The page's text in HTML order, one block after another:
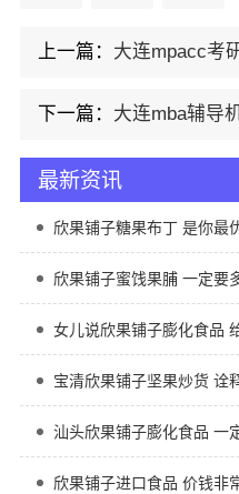
上一篇： 大连mpacc考研班-
下一篇： 大连mba辅导机构培训
最新资讯
欣果铺子糖果布丁 是你最
欣果铺子蜜饯果脯 一定要
汕头欣果铺子膨化食品 一
欣果铺子进口食品 价钱非